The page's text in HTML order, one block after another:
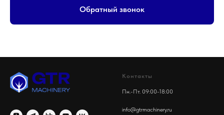
Обратный звонок
Контакты
Пн.-Пт. 09:00-18:00
info@gtrmachinery.ru